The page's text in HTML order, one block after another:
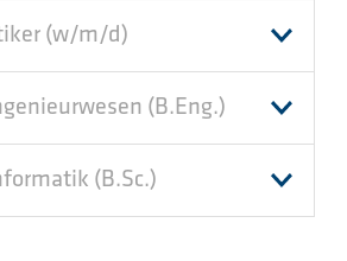
(w/m/d)
(B.Eng.)
(B.Sc.)